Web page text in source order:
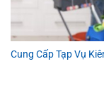
Cung Cấp Tạp Vụ